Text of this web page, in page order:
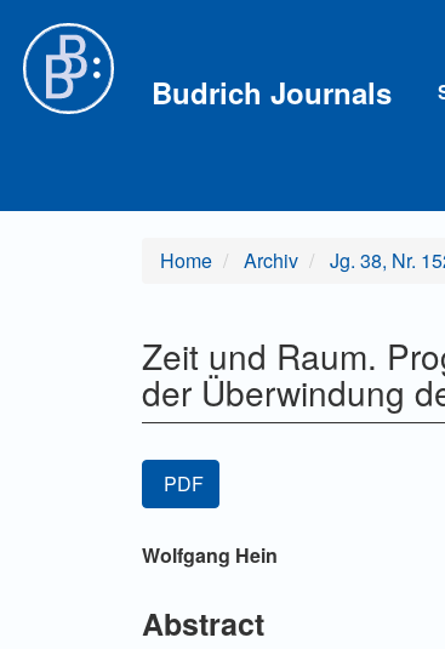
Hauptinhalt
Sidebar
Budrich Journals
Home Archiv Jg. 38, Nr.
Zeit und Raum.
der Überwindung
Artikel-
Sidebar
PDF
Hauptsächlicher
Wolfgang Hein
Abstract